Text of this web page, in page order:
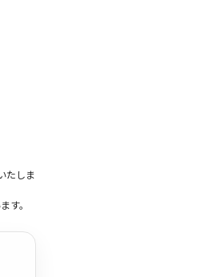
たしま
す。